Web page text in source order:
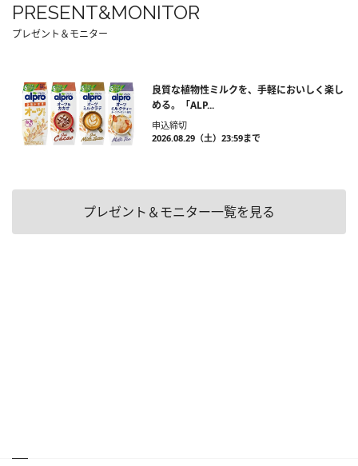
PRESENT&MONITOR
プレゼント＆モニター
良質な植物性ミルクを、手軽においしく楽し
める。「ALP...
申込締切
2026.08.29（土）23:59まで
プレゼント＆モニター一覧を見る